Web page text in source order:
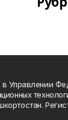
в Управлении